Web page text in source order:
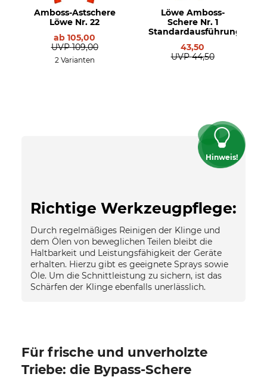
Amboss-Astschere
Löwe Nr. 22
ab 105,00
UVP 109,00
2 Varianten
Löwe Amboss-
Schere Nr. 1
Standardausführung
43,50
UVP 44,50
Hinweis!
Richtige Werkzeugpflege:
Durch regelmäßiges Reinigen der Klinge und
dem Ölen von beweglichen Teilen bleibt die
Haltbarkeit und Leistungsfähigkeit der Geräte
erhalten. Hierzu gibt es geeignete Sprays sowie
Öle. Um die Schnittleistung zu sichern, ist das
Schärfen der Klinge ebenfalls unerlässlich.
Für frische und unverholzte
Triebe: die Bypass-Schere